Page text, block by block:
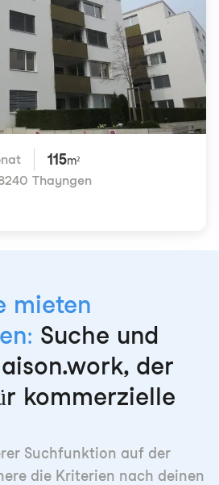
115m²
Thayngen
mieten
Suche und
der
kommerzielle
Suchfunktion auf der
die Kriterien nach deinen